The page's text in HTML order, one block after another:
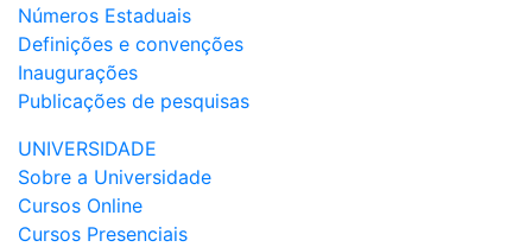
Números Estaduais
Definições e convenções
Inaugurações
Publicações de pesquisas
UNIVERSIDADE
Sobre a Universidade
Cursos Online
Cursos Presenciais